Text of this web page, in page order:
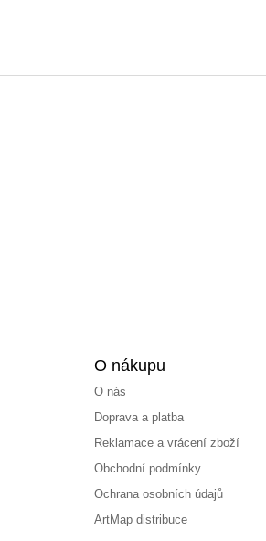
O nákupu
O nás
Doprava a platba
Reklamace a vrácení zboží
Obchodní podmínky
Ochrana osobních údajů
ArtMap distribuce